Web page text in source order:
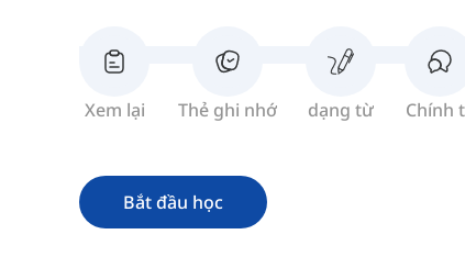
Xem lại Thẻ ghi nhớ dạng từ Chính
Bắt đầu học